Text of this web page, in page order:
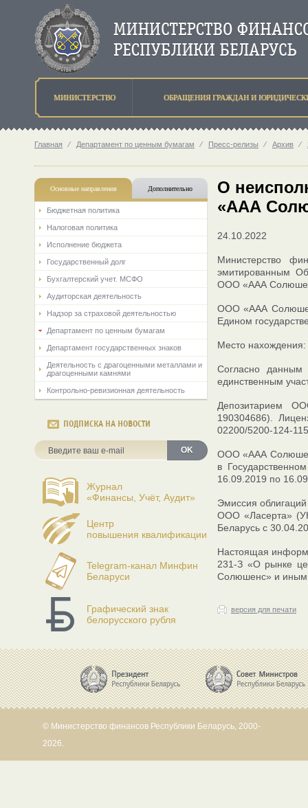
МИНИСТЕРСТВО ОБРАЩЕНИЯ ГРАЖДАН И
Главная ⁄ Департамент по ценным бумагам ⁄ Пресс-релизы ⁄ Архив ⁄
Основные направления Дополнительно
Бюджетная политика
Налоговая политика
Исполнение бюджета
Государственный долг
Бухгалтерский учет. МСФО
Аудиторская деятельность
Надзор за страховой деятельностью
Департамент по ценным бумагам
Департамент государственных знаков
Деятельность с драгоценными металлами и
драгоценными камнями
Контрольно-ревизионная деятельность
ПОДПИСКА НА НОВОСТИ
OK
Журнал
«Финансы, Учёт, Аудит»
Центр
повышения квалификации
Telegram-канал Минфин
Беларуси
Графический знак
белорусского рубля
О
«ААА
24.10.2022
Министерство
эмитированным
ООО «ААА
ООО «ААА
Едином
Место
Согласно данным
единственным
Депозитарием
190304686).
02200/5200-124-
ООО «ААА
в
16.09.2019 по
Эмиссия
ООО «Ласерта»
Беларусь с
Настоящая
231-З «О рынке
Солюшенс» и
версия для печати
© Министерство финансов Республики Беларусь, 2000-
2026.